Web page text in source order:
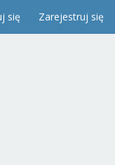
się Zarejestruj się